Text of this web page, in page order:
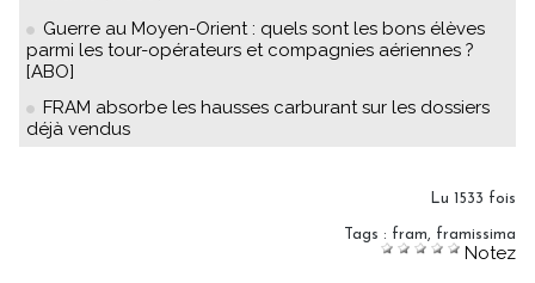
Guerre au Moyen-Orient : quels sont les bons élèves
parmi les tour-opérateurs et compagnies aériennes ?
[ABO]
FRAM absorbe les hausses carburant sur les dossiers
déjà vendus
Lu 1533 fois
Tags : fram, framissima
Notez